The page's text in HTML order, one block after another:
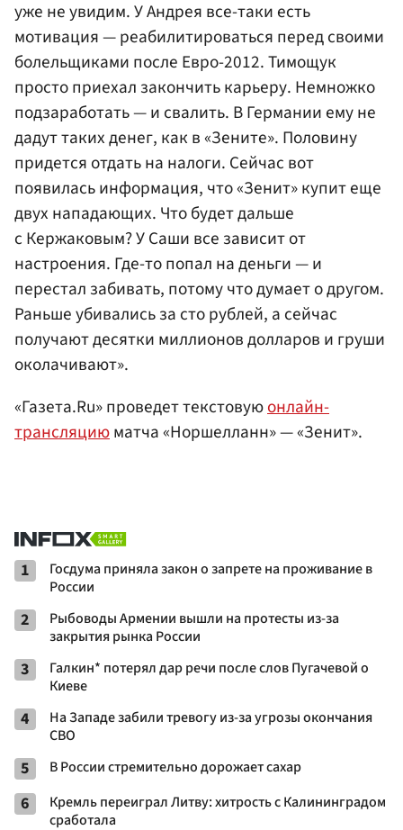
уже не увидим. У Андрея все-таки есть
мотивация — реабилитироваться перед своими
болельщиками после Евро-2012. Тимощук
просто приехал закончить карьеру. Немножко
подзаработать — и свалить. В Германии ему не
дадут таких денег, как в «Зените». Половину
придется отдать на налоги. Сейчас вот
появилась информация, что «Зенит» купит еще
двух нападающих. Что будет дальше
с Кержаковым? У Саши все зависит от
настроения. Где-то попал на деньги — и
перестал забивать, потому что думает о другом.
Раньше убивались за сто рублей, а сейчас
получают десятки миллионов долларов и груши
околачивают».
«Газета.Ru» проведет текстовуюонлайн-
трансляциюматча «Норшелланн» — «Зенит».
1
Госдума приняла закон о запрете на проживание в
России
2
Рыбоводы Армении вышли на протесты из-за
закрытия рынка России
3
Галкин* потерял дар речи после слов Пугачевой о
Киеве
4
На Западе забили тревогу из-за угрозы окончания
СВО
5 В России стремительно дорожает сахар
6
Кремль переиграл Литву: хитрость с Калининградом
сработала